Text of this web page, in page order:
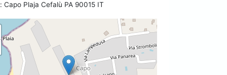
Capo Plaja Cefalù PA 90015 IT